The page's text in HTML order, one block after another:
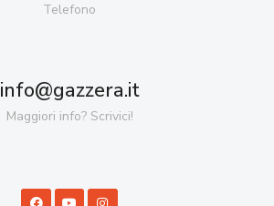
Telefono
info@gazzera.it
Maggiori info? Scrivici!